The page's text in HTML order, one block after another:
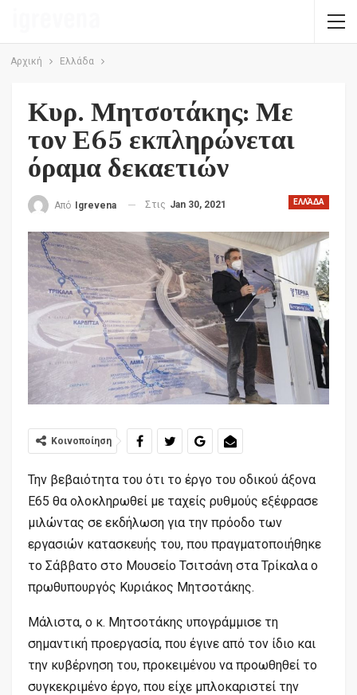
Αρχική Ελλάδα
Κυρ. Μητσοτάκης: Με
τον Ε65 εκπληρώνεται
όραμα δεκαετιών
ΕΛΛΆΔΑ
Από Igrevena Στις Jan 30, 2021
Κοινοποίηση
Την βεβαιότητα του ότι το έργο του οδικού άξονα
Ε65 θα ολοκληρωθεί με ταχείς ρυθμούς εξέφρασε
μιλώντας σε εκδήλωση για την πρόοδο των
εργασιών κατασκευής του, που πραγματοποιήθηκε
το Σάββατο στο Μουσείο Τσιτσάνη στα Τρίκαλα ο
πρωθυπουργός Κυριάκος Μητσοτάκης.
Μάλιστα, ο κ. Μητσοτάκης υπογράμμισε τη
σημαντική προεργασία, που έγινε από τον ίδιο και
την κυβέρνηση του, προκειμένου να προωθηθεί το
συγκεκριμένο έργο, που είχε μπλοκαριστεί την